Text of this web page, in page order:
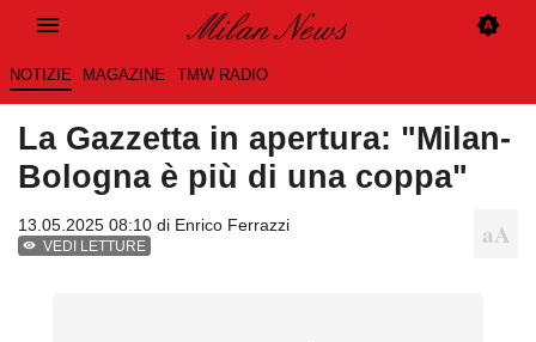
NOTIZIE MAGAZINE TMW RADIO
La Gazzetta in apertura: "Milan-
Bologna è più di una coppa"
13.05.2025 08:10 di Enrico Ferrazzi
VEDI LETTURE